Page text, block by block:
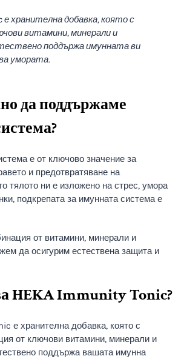
е хранителна добавка, която с
витамини, минерали и
поддържа имунната ви
умората.
да поддържаме
е от ключово значение за
и предотвратяване на
тялото ни е изложено на стрес, умора
подкрепата за имунната система е
от витамини, минерали и
да осигурим естествена защита и
HEKA Immunity Tonic?
е хранителна добавка, която с
от ключови витамини, минерали и
поддържа вашата имунна